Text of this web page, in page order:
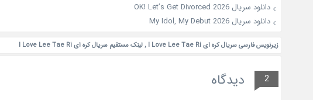
دانلود سریال OK! Let’s Get Divorced 2026
دانلود سریال My Idol, My Debut 2026
زیرنویس فارسی سریال کره ای I Love Lee Tae Ri ,لینک مستقیم سریال کره ای I Love Lee Tae Ri
2 دیدگاه